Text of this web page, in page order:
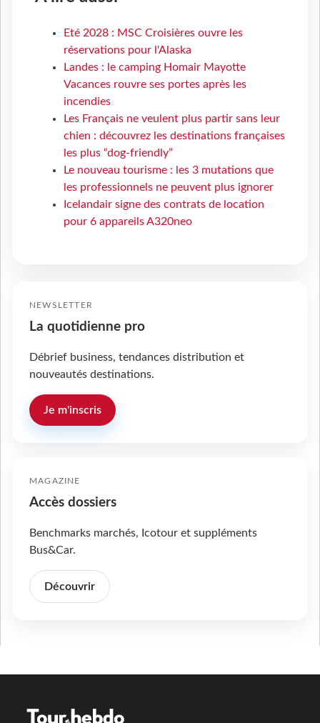
Eté 2028 : MSC Croisières ouvre les
réservations pour l'Alaska
Landes : le camping Homair Mayotte
Vacances rouvre ses portes après les
incendies
Les Français ne veulent plus partir sans leur
chien : découvrez les destinations françaises
les plus “dog-friendly”
Le nouveau tourisme : les 3 mutations que
les professionnels ne peuvent plus ignorer
Icelandair signe des contrats de location
pour 6 appareils A320neo
NEWSLETTER
La quotidienne pro
Débrief business, tendances distribution et
nouveautés destinations.
Je m'inscris
MAGAZINE
Accès dossiers
Benchmarks marchés, Icotour et suppléments
Bus&Car.
Découvrir